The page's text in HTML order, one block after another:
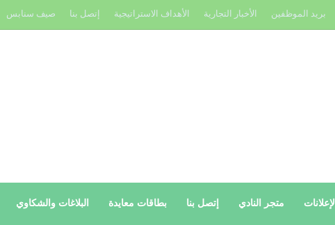
بريد الموظفين الأخبار التجارية الأهداف الاستراتيجية إتصل بنا صيف سنابس
الإعلانات متجر النادي إتصل بنا بطاقات معايدة البلاغات والشكاوي